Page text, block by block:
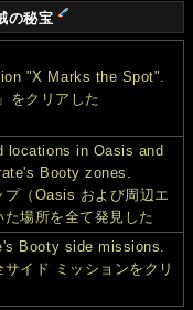
の秘宝
"X Marks the Spot".
をクリアした
locations in Oasis and
Booty zones.
プ（Oasis および周辺エ
た場所を全て発見した
Booty side missions.
サイド ミッションをクリ